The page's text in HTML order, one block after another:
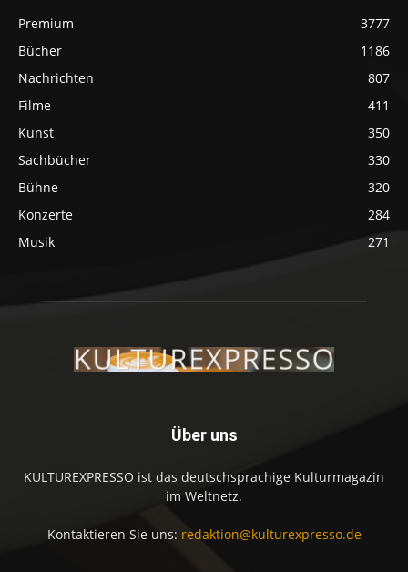
Premium
3777
Bücher
1186
Nachrichten
807
Filme
411
Kunst
350
Sachbücher
330
Bühne
320
Konzerte
284
Musik
271
Über uns
KULTUREXPRESSO ist das deutschsprachige Kulturmagazin
im Weltnetz.
Kontaktieren Sie uns: redaktion@kulturexpresso.de